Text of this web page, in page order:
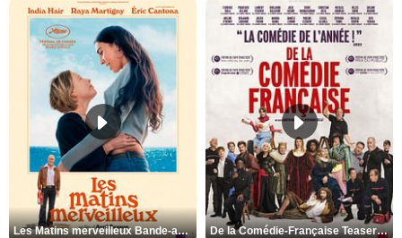
Les Matins merveilleux Bande-annonce VF De la Comédie-Française Teaser VF